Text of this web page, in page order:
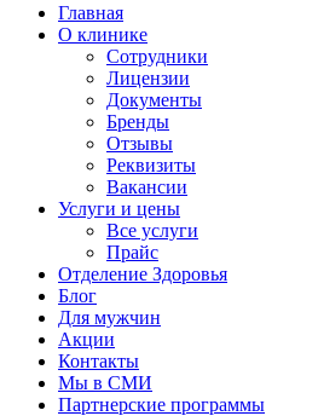
Главная
О клинике
Сотрудники
Лицензии
Документы
Бренды
Отзывы
Реквизиты
Вакансии
Услуги и цены
Все услуги
Прайс
Отделение Здоровья
Блог
Для мужчин
Акции
Контакты
Мы в СМИ
Партнерские программы